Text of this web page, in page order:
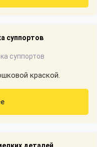
суппортов
краской.